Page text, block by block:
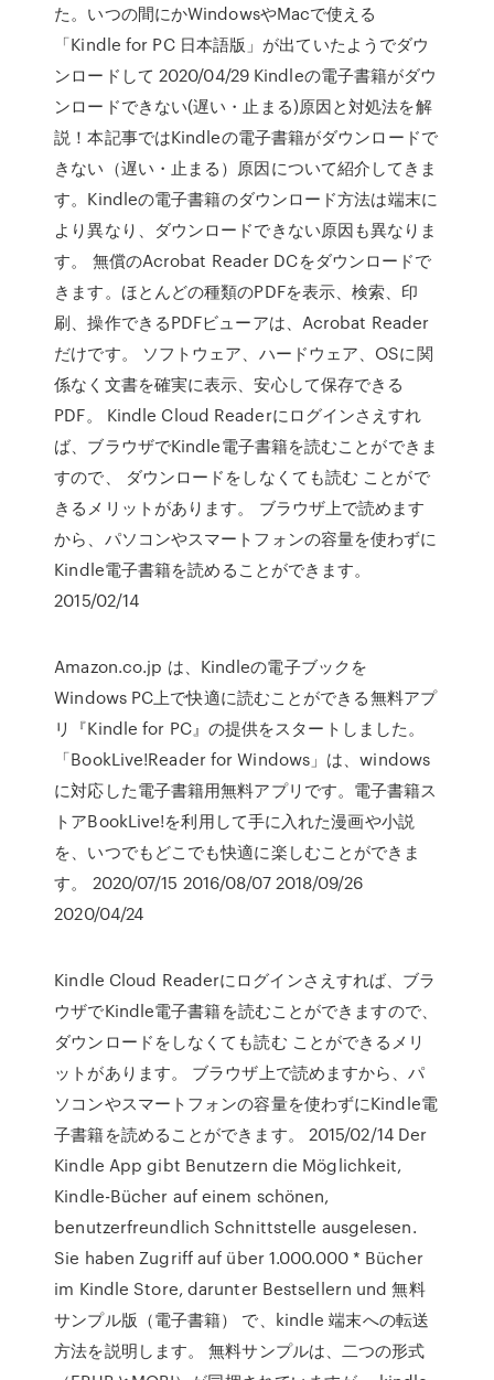
た。いつの間にかWindowsやMacで使える
「Kindle for PC 日本語版」が出ていたようでダウ
ンロードして 2020/04/29 Kindleの電子書籍がダウ
ンロードできない(遅い・止まる)原因と対処法を解
説！本記事ではKindleの電子書籍がダウンロードで
きない（遅い・止まる）原因について紹介してきま
す。Kindleの電子書籍のダウンロード方法は端末に
より異なり、ダウンロードできない原因も異なりま
す。 無償のAcrobat Reader DCをダウンロードで
きます。ほとんどの種類のPDFを表示、検索、印
刷、操作できるPDFビューアは、Acrobat Reader
だけです。 ソフトウェア、ハードウェア、OSに関
係なく文書を確実に表示、安心して保存できる
PDF。 Kindle Cloud Readerにログインさえすれ
ば、ブラウザでKindle電子書籍を読むことができま
すので、 ダウンロードをしなくても読む ことがで
きるメリットがあります。 ブラウザ上で読めます
から、パソコンやスマートフォンの容量を使わずに
Kindle電子書籍を読めることができます。
2015/02/14
Amazon.co.jp は、Kindleの電子ブックを
Windows PC上で快適に読むことができる無料アプ
リ『Kindle for PC』の提供をスタートしました。
「BookLive!Reader for Windows」は、windows
に対応した電子書籍用無料アプリです。電子書籍ス
トアBookLive!を利用して手に入れた漫画や小説
を、いつでもどこでも快適に楽しむことができま
す。 2020/07/15 2016/08/07 2018/09/26
2020/04/24
Kindle Cloud Readerにログインさえすれば、ブラ
ウザでKindle電子書籍を読むことができますので、
ダウンロードをしなくても読む ことができるメリ
ットがあります。 ブラウザ上で読めますから、パ
ソコンやスマートフォンの容量を使わずにKindle電
子書籍を読めることができます。 2015/02/14 Der
Kindle App gibt Benutzern die Möglichkeit,
Kindle-Bücher auf einem schönen,
benutzerfreundlich Schnittstelle ausgelesen.
Sie haben Zugriff auf über 1.000.000 * Bücher
im Kindle Store, darunter Bestsellern und 無料
サンプル版（電子書籍） で、kindle 端末への転送
方法を説明します。 無料サンプルは、二つの形式